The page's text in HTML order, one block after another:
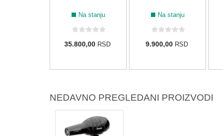
Na stanju
35.800,00 RSD
Na stanju
9.900,00 RSD
NEDAVNO PREGLEDANI PROIZVODI